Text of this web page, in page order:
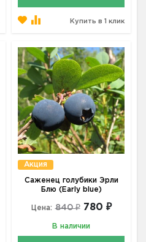
Купить в 1 клик
Акция
Саженец голубики Эрли
Блю (Early blue)
Цена: 840 ₽ 780 ₽
В наличии